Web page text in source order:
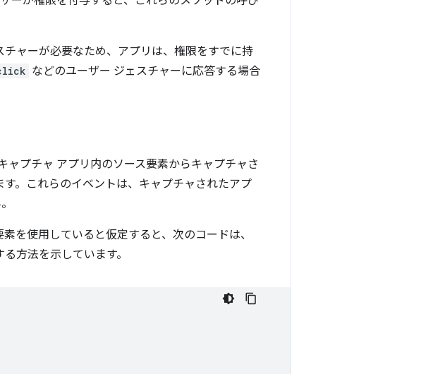
ャーが必要なため、アプリは、権限をすでに持
などのユーザー ジェスチャーに応答する場合
ャプチャ アプリ内のソース要素からキャプチャさ
。これらのイベントは、キャプチャされたアプ
素を使用していると仮定すると、次のコードは、
方法を示しています。